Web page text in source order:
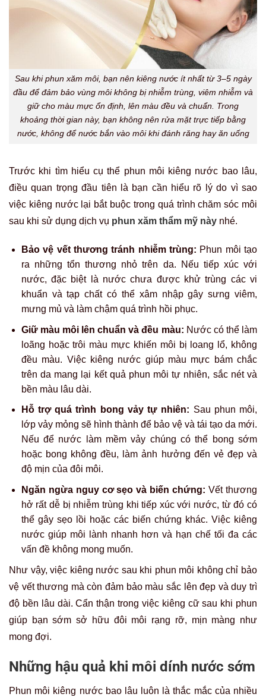
Sau khi phun xăm môi, bạn nên kiêng nước ít nhất từ 3–5 ngày
đầu để đảm bảo vùng môi không bị nhiễm trùng, viêm nhiễm và
giữ cho màu mực ổn định, lên màu đều và chuẩn. Trong
khoảng thời gian này, bạn không nên rửa mặt trực tiếp bằng
nước, không để nước bắn vào môi khi đánh răng hay ăn uống
Trước khi tìm hiểu cụ thể phun môi kiêng nước bao lâu,
điều quan trọng đầu tiên là bạn cần hiểu rõ lý do vì sao
việc kiêng nước lại bắt buộc trong quá trình chăm sóc môi
sau khi sử dụng dịch vụ phun xăm thẩm mỹ này nhé.
Bảo vệ vết thương tránh nhiễm trùng: Phun môi tạo
ra những tổn thương nhỏ trên da. Nếu tiếp xúc với
nước, đặc biệt là nước chưa được khử trùng các vi
khuẩn và tạp chất có thể xâm nhập gây sưng viêm,
mưng mủ và làm chậm quá trình hồi phục.
Giữ màu môi lên chuẩn và đều màu: Nước có thể làm
loãng hoặc trôi màu mực khiến môi bị loang lổ, không
đều màu. Việc kiêng nước giúp màu mực bám chắc
trên da mang lại kết quả phun môi tự nhiên, sắc nét và
bền màu lâu dài.
Hỗ trợ quá trình bong vảy tự nhiên: Sau phun môi,
lớp vảy mỏng sẽ hình thành để bảo vệ và tái tạo da mới.
Nếu để nước làm mềm vảy chúng có thể bong sớm
hoặc bong không đều, làm ảnh hưởng đến vẻ đẹp và
độ mịn của đôi môi.
Ngăn ngừa nguy cơ sẹo và biến chứng: Vết thương
hở rất dễ bị nhiễm trùng khi tiếp xúc với nước, từ đó có
thể gây sẹo lồi hoặc các biến chứng khác. Việc kiêng
nước giúp môi lành nhanh hơn và hạn chế tối đa các
vấn đề không mong muốn.
Như vậy, việc kiêng nước sau khi phun môi không chỉ bảo
vệ vết thương mà còn đảm bảo màu sắc lên đẹp và duy trì
độ bền lâu dài. Cẩn thận trong việc kiêng cữ sau khi phun
giúp bạn sớm sở hữu đôi môi rạng rỡ, mịn màng như
mong đợi.
Những hậu quả khi môi dính nước sớm
Phun môi kiêng nước bao lâu luôn là thắc mắc của nhiều